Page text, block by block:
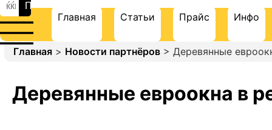
Главная Статьи Прайс Инфо
Главная > Новости партнёров > Деревянные
Деревянные евроокна в